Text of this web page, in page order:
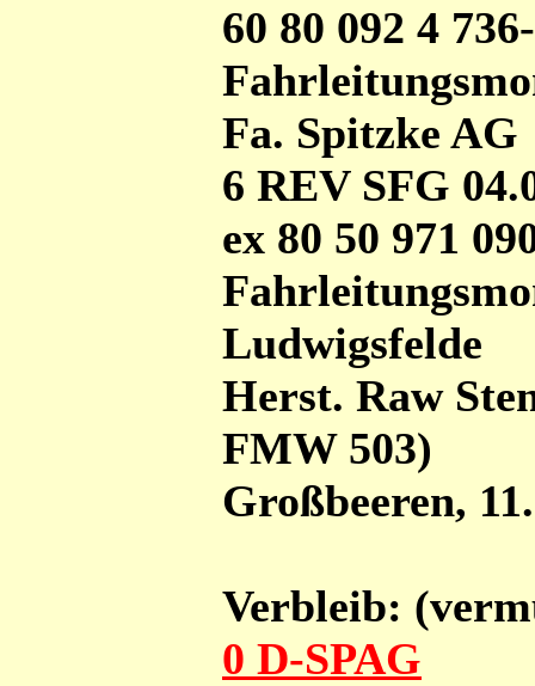
60 80 092 4
Fa. Spitzke AG
6 REV SFG
ex 80 50 971
Ludwigsfelde
Herst. Raw
FMW 503)
Großbeeren,
Verbleib:
0 D-SPAG